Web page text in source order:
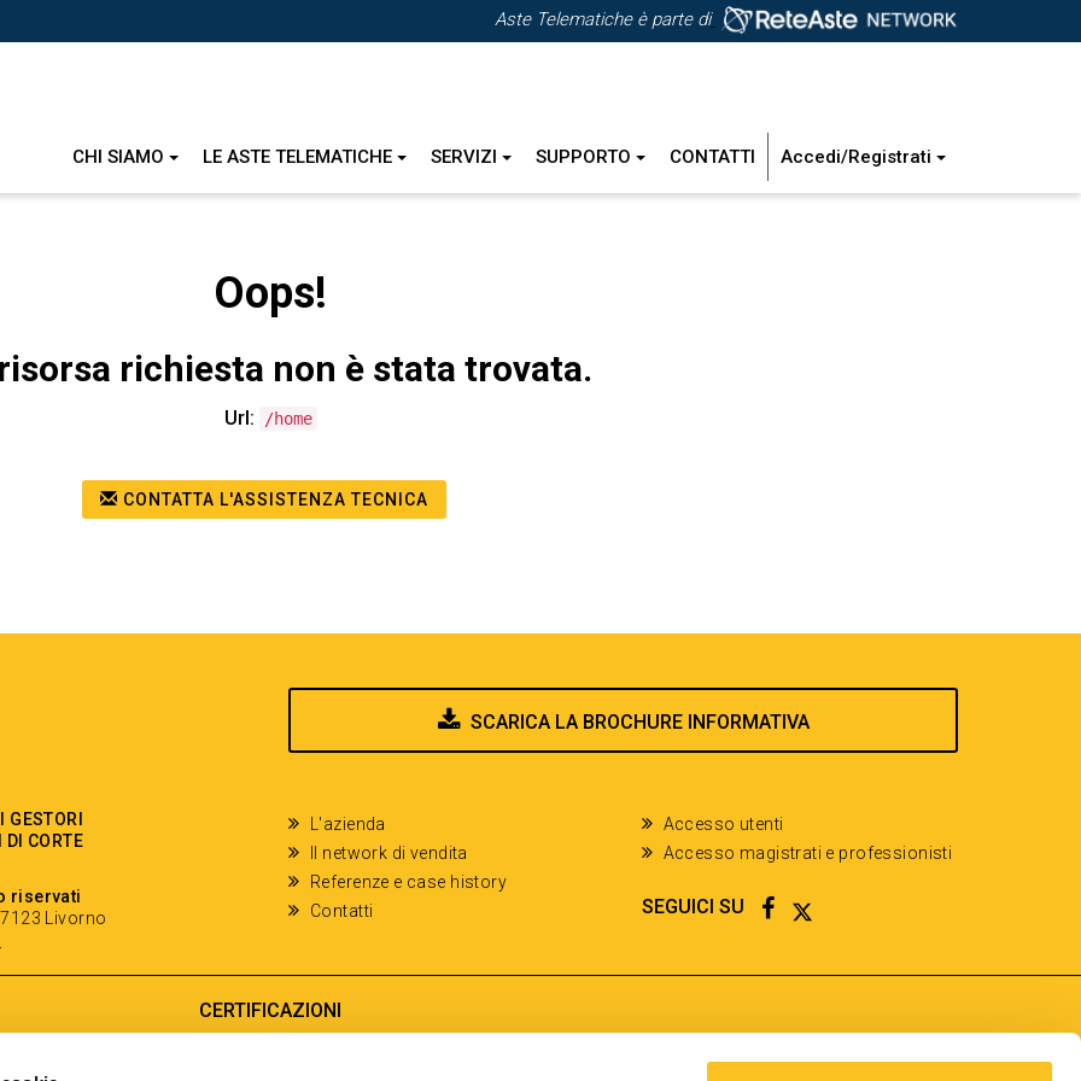
Aste Telematiche è parte di
CHI SIAMO LE ASTE TELEMATICHE SERVIZI SUPPORTO CONTATTI Accedi/Registrati
Oops!
richiesta non è stata trovata.
Url: /home
CONTATTA L'ASSISTENZA TECNICA
SCARICA LA BROCHURE INFORMATIVA
DI CORTE
riservati
Livorno
L'azienda
Il network di vendita
Referenze e case history
Contatti
Accesso utenti
Accesso magistrati e professionisti
SEGUICI SU FACEBOOK
TWITTER
CERTIFICAZIONI